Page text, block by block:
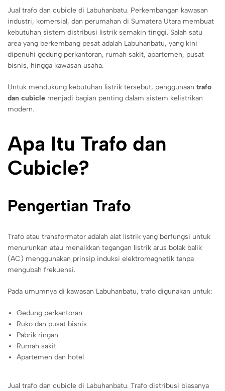
Jual trafo dan cubicle di Labuhanbatu. Perkembangan kawasan
industri, komersial, dan perumahan di Sumatera Utara membuat
kebutuhan sistem distribusi listrik semakin tinggi. Salah satu
area yang berkembang pesat adalah Labuhanbatu, yang kini
dipenuhi gedung perkantoran, rumah sakit, apartemen, pusat
bisnis, hingga kawasan usaha.
Untuk mendukung kebutuhan listrik tersebut, penggunaan trafo
dan cubicle menjadi bagian penting dalam sistem kelistrikan
modern.
Apa Itu Trafo dan
Cubicle?
Pengertian Trafo
Trafo atau transformator adalah alat listrik yang berfungsi untuk
menurunkan atau menaikkan tegangan listrik arus bolak balik
(AC) menggunakan prinsip induksi elektromagnetik tanpa
mengubah frekuensi.
Pada umumnya di kawasan Labuhanbatu, trafo digunakan untuk:
Gedung perkantoran
Ruko dan pusat bisnis
Pabrik ringan
Rumah sakit
Apartemen dan hotel
Jual trafo dan cubicle di Labuhanbatu. Trafo distribusi biasanya